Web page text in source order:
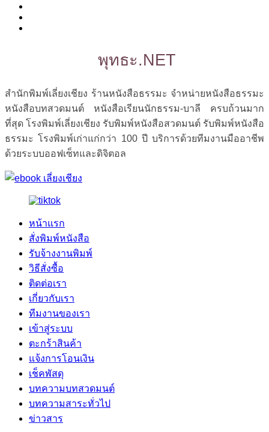
พุทธะ.NET
สำนักพิมพ์เลี่ยงเชียง ร้านหนังสือธรรมะ จำหน่ายหนังสือธรรมะ
หนังสือบทสวดมนต์ หนังสือเรียนนักธรรม-บาลี ครบถ้วนมาก
ที่สุด โรงพิมพ์เลี่ยงเชียง รับพิมพ์หนังสือสวดมนต์ รับพิมพ์หนังสือ
ธรรมะ โรงพิมพ์เก่าแก่กว่า 100 ปี บริการด้วยทีมงานมืออาชีพ
ด้วยระบบออฟเซ็ทและดิจิตอล
หน้าแรก
สั่งพิมพ์หนังสือ
รับจ้างงานพิมพ์
วิธีสั่งซื้อ
ติดต่อเรา
เกี่ยวกับเรา
ทีมงานของเรา
เข้าสู่ระบบ
ตะกร้าสินค้า
แจ้งการโอนเงิน
เช็คพัสดุ
บทความบทสวดมนต์
บทความสาระทั่วไป
ข่าวสาร